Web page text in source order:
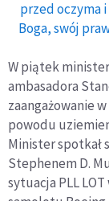
przed oczyma
Boga, swój
W piątek
ambasadora
zaangażowanie
powodu
Minister spotkał
Stephenem D.
sytuacja PLL